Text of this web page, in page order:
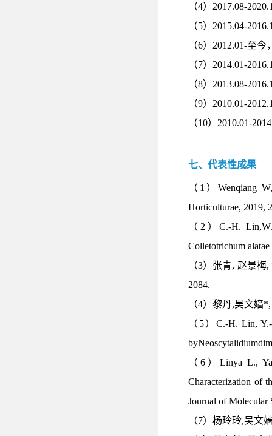
（4） 2017.08-
（5） 2015.04-
（6） 2012.01-至今
（7） 2014.01-
（8） 2013.08-
（9） 2010.01-
（10） 2010.01-
七、代表性成果
（ 1 ）Wenqiang
Horticulturae, 2019,
（ 2 ）C.-H.
Colletotrichum
（3）张青, 赵景梅,
2084.
（4）黎丹,吴文嫱
（ 5） C.-H. Lin,
（ 6 ） Linya L.,
Characterization of
Journal of Molecular
（7）杨玲玲,吴文